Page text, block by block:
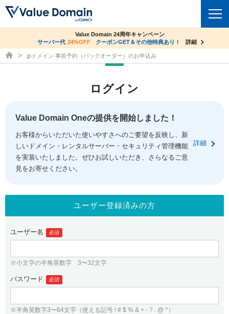
ドメイントップ
ドメイン移管
ドメイン価格一覧
ドメイン一括検索
.jpドメインオークション
gTLDオークション NEW!
.jpドメインバックオーダー
プレミアムドメイン
人気ドメインの種類
WHOIS検索
コアサーバー
バリューサーバー
XREA
セキュリティトップ
Value Domain ネットde診断
SSL証明書
サービストップ
お得意様割引
紹介制度
バリュードメインAPI
ドメイン・ホスティングOEM
facebook
ログイン
従来のバリュードメインをご利用希望の方
ユーザー登録
co.jpドメイン✕コアサーバーV2ビジネス応援キャンペーン
サーバー料金1年間無料
詳細
Value Domain 24周年キャンペーン
サーバー代 24%OFF クーポンGET＆その他特典あり！ 詳細
ドメイン取得ならバリュードメイン
.jpドメイン 事前予約（バックオーダー）のお申込み
ログイン
Value Domain Oneの提供を開始しました！
お客様からいただいた使いやすさへのご要望を反映し、新
しいドメイン・レンタルサーバー・セキュリティ管理機能
を実装いたしました。ぜひお試しいただき、さらなるご意
見をお寄せください。
詳細
ユーザー登録済みの方
ユーザー名 必須
※小文字の半角英数字 3〜32文字
パスワード 必須
※半角英数字3〜64文字（使える記号 ! # $ % & + - ? . @ ^）